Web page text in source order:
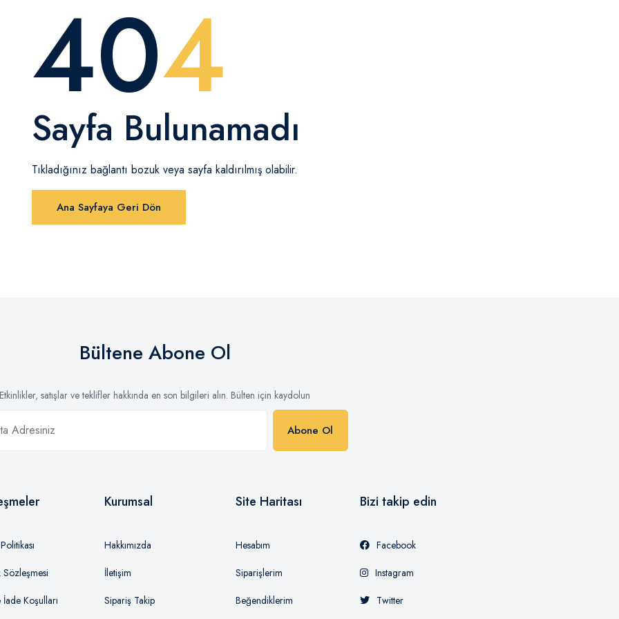
404
Sayfa Bulunamadı
Tıkladığınız bağlantı bozuk veya sayfa kaldırılmış olabilir.
Ana Sayfaya Geri Dön
Bültene Abone Ol
Etkinlikler, satışlar ve teklifler hakkında en son bilgileri alın. Bülten için kaydolun
Abone Ol
İade Koşulları
Kurumsal
Hakkımızda
İletişim
Sipariş Takip
Site Haritası
Hesabım
Siparişlerim
Beğendiklerim
Bizi takip edin
Facebook
Instagram
Twitter